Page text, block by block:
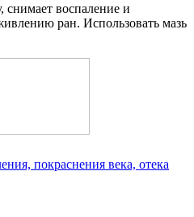
снимает воспаление и
ран. Использовать мазь
покраснения века, отека